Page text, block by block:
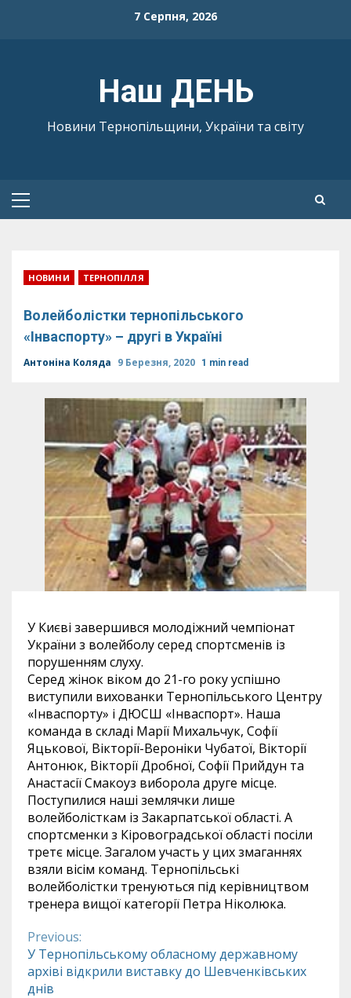
7 Серпня, 2026
Наш ДЕНЬ
Новини Тернопільщини, України та світу
Primary
НОВИНИ ТЕРНОПІЛЛЯ
Волейболістки тернопільського
«Інваспорту» – другі в Україні
Антоніна Коляда 9 Березня, 2020 1 min read
У Києві завершився молодіжний чемпіонат
України з волейболу серед спортсменів із
порушенням слуху.
Серед жінок віком до 21-го року успішно
виступили вихованки Тернопільського Центру
«Інваспорту» і ДЮСШ «Інваспорт». Наша
команда в складі Марії Михальчук, Софії
Яцькової, Вікторії-Вероніки Чубатої, Вікторії
Антонюк, Вікторії Дробної, Софії Прийдун та
Анастасії Смакоуз виборола друге місце.
Поступилися наші землячки лише
волейболісткам із Закарпатської області. А
спортсменки з Кіровоградської області посіли
третє місце. Загалом участь у цих змаганнях
взяли вісім команд. Тернопільські
волейболістки тренуються під керівництвом
тренера вищої категорії Петра Ніколюка.
Continue
Reading
Previous:
У Тернопільському обласному державному
архіві відкрили виставку до Шевченківських
днів